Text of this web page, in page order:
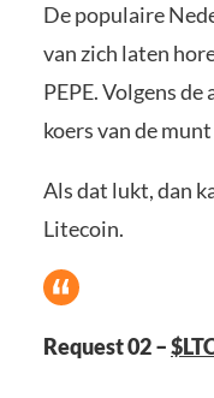
De populaire
van zich laten
PEPE. Volgens
koers van de
Als dat lukt, dan
Litecoin.
Request 02 –